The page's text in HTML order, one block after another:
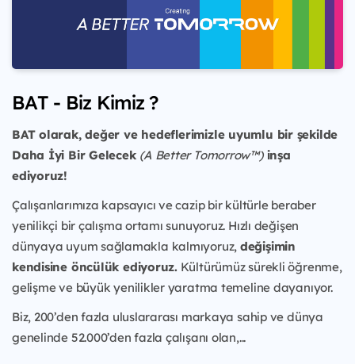
BAT - Biz Kimiz ?
BAT olarak, değer ve hedeflerimizle uyumlu bir şekilde
Daha İyi Bir Gelecek (A Better Tomorrow™)inşa
ediyoruz!
Çalışanlarımıza kapsayıcı ve cazip bir kültürle beraber
yenilikçi bir çalışma ortamı sunuyoruz. Hızlı değişen
dünyaya uyum sağlamakla kalmıyoruz, değişimin
kendisine öncülük ediyoruz.Kültürümüz sürekli öğrenme,
gelişme ve büyük yenilikler yaratma temeline dayanıyor.
Biz, 200’den fazla uluslararası markaya sahip ve dünya
genelinde 52.000’den fazla çalışanı olan,...